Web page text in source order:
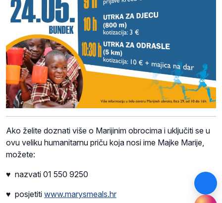
Ako želite doznati više o Marijinim obrocima i uključiti se u
ovu veliku humanitarnu priču koja nosi ime Majke Marije,
možete:
♥ nazvati 01 550 9250
♥ posjetiti www.marysmeals.hr